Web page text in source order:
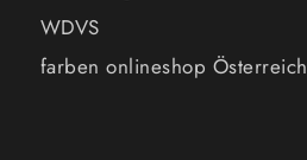
WDVS
farben onlineshop Österreich